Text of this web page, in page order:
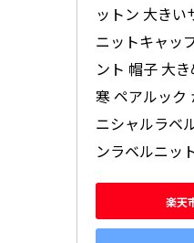
ットン 大きい
ニットキャッ
ント 帽子 大
寒 ペアルック
ニシャルラベ
ンラベルニッ
楽天